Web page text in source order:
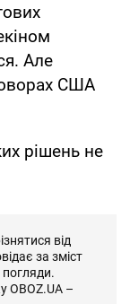
Але
США
рішень не
від
за зміст
погляди.
OBOZ.UA –